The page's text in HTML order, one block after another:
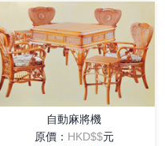
自動麻將機
原價： HKD$$元